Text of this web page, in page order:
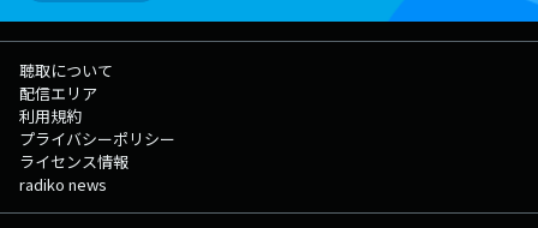
聴取について
配信エリア
利用規約
プライバシーポリシー
ライセンス情報
radiko news